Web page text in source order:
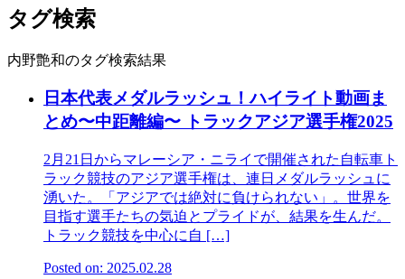
タグ検索
内野艶和のタグ検索結果
日本代表メダルラッシュ！ハイライト動画ま
とめ〜中距離編〜 トラックアジア選手権2025
2月21日からマレーシア・ニライで開催された自転車ト
ラック競技のアジア選手権は、連日メダルラッシュに
湧いた。「アジアでは絶対に負けられない」。世界を
目指す選手たちの気迫とプライドが、結果を生んだ。
トラック競技を中心に自 […]
Posted on: 2025.02.28